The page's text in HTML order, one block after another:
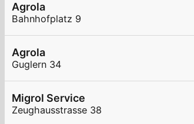
Agrola
Bahnhofplatz 9
Agrola
Guglern 34
Migrol Service
Zeughausstrasse 38